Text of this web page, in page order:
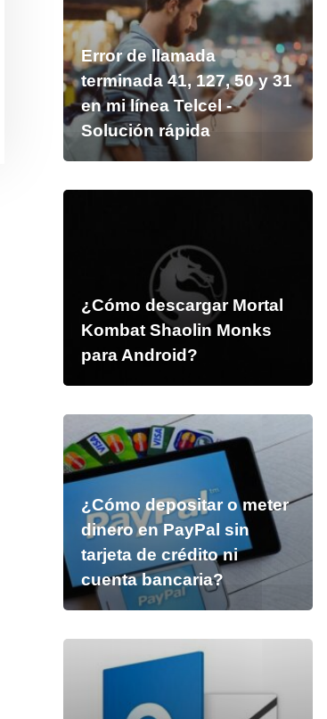
Error de llamada
terminada 41, 127, 50 y 31
en mi línea Telcel -
Solución rápida
¿Cómo descargar Mortal
Kombat Shaolin Monks
para Android?
¿Cómo depositar o meter
dinero en PayPal sin
tarjeta de crédito ni
cuenta bancaria?